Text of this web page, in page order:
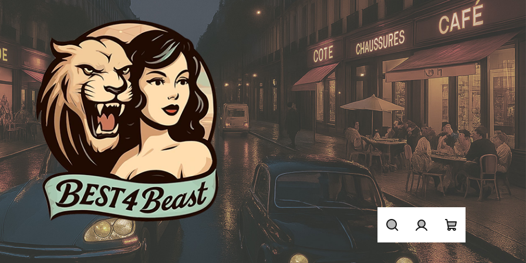
HledatPřihlášeníNákupní